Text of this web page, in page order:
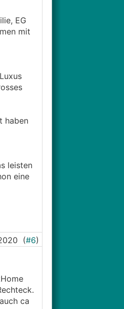
EG
mit
haben
leisten
eine
(#6)
ca